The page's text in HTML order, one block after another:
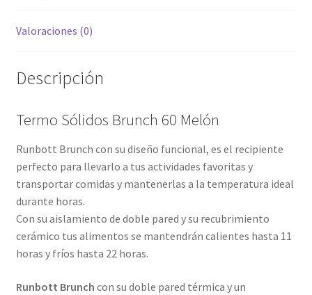
Valoraciones (0)
Descripción
Termo Sólidos Brunch 60 Melón
Runbott Brunch con su diseño funcional, es el recipiente
perfecto para llevarlo a tus actividades favoritas y
transportar comidas y mantenerlas a la temperatura ideal
durante horas.
Con su aislamiento de doble pared y su recubrimiento
cerámico tus alimentos se mantendrán calientes hasta 11
horas y fríos hasta 22 horas.
Runbott Brunch con su doble pared térmica y un